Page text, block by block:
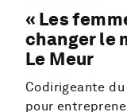
« Les
changer le
Le Meur
Codirigeante
pour